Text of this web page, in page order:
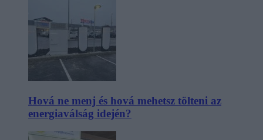
Hová ne menj és hová mehetsz tölteni az
energiaválság idején?